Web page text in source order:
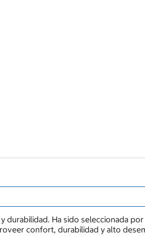
Ha sido seleccionada
confort, durabilidad y alto